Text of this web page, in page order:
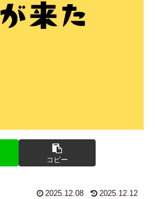
コピー
2025.12.08 2025.12.12